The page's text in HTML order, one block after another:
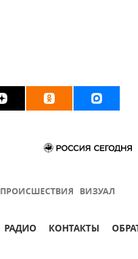
ПРОИСШЕСТВИЯ ВИЗУАЛ
РАДИО КОНТАКТЫ